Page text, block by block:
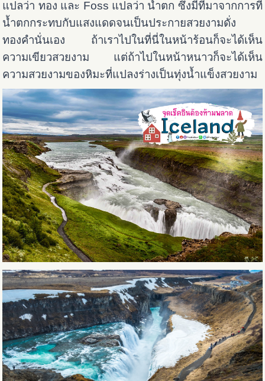
แปลว่า ทอง และ Foss แปลว่า น้ำตก ซึ่งมีที่มาจากการที่
น้ำตกกระทบกับแสงแดดจนเป็นประกายสวยงามดั่ง
ทองคำนั่นเอง ถ้าเราไปในที่นี่ในหน้าร้อนก็จะได้เห็น
ความเขียวสวยงาม แต่ถ้าไปในหน้าหนาวก็จะได้เห็น
ความสวยงามของหิมะที่แปลงร่างเป็นทุ่งน้ำแข็งสวยงาม